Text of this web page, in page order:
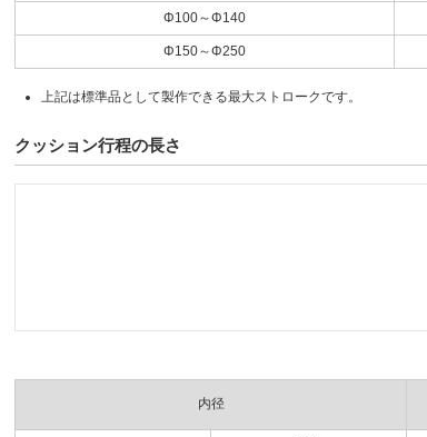
Φ100～Φ140
Φ150～Φ250
上記は標準品として製作できる最大ストロークです。
クッション行程の長さ
内径